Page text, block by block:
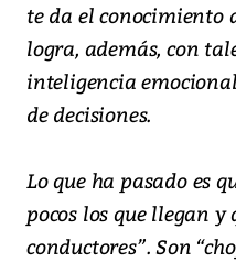
te da el conocimiento
logra, además, con
inteligencia
de decisiones.
Lo que ha pasado es
pocos los que llegan y
conductores”. Son